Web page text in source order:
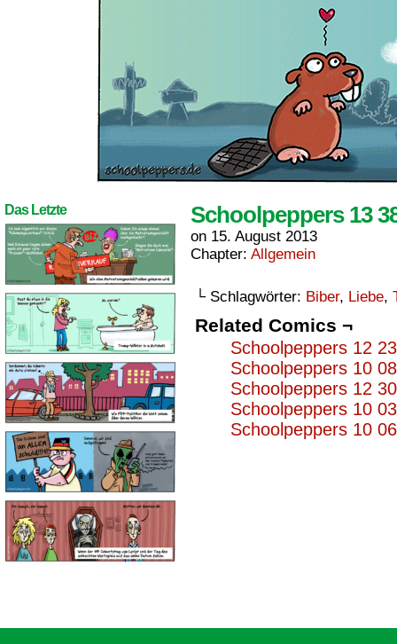
Das Letzte Schoolpeppers 13
on 15. August 2013
Chapter: Allgemein
└ Schlagwörter: Biber, Liebe,
Related Comics ¬
Schoolpeppers 12
Schoolpeppers 10
Schoolpeppers 12
Schoolpeppers 10
Schoolpeppers 10